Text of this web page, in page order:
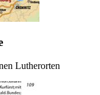
Lutherorten